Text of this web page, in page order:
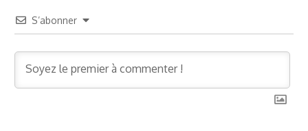
S’abonner